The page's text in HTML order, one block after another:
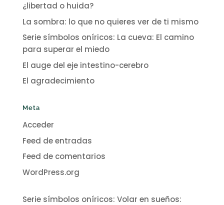
¿libertad o huida?
La sombra: lo que no quieres ver de ti mismo
Serie símbolos oníricos: La cueva: El camino
para superar el miedo
El auge del eje intestino-cerebro
El agradecimiento
Meta
Acceder
Feed de entradas
Feed de comentarios
WordPress.org
Serie símbolos oníricos: Volar en sueños: